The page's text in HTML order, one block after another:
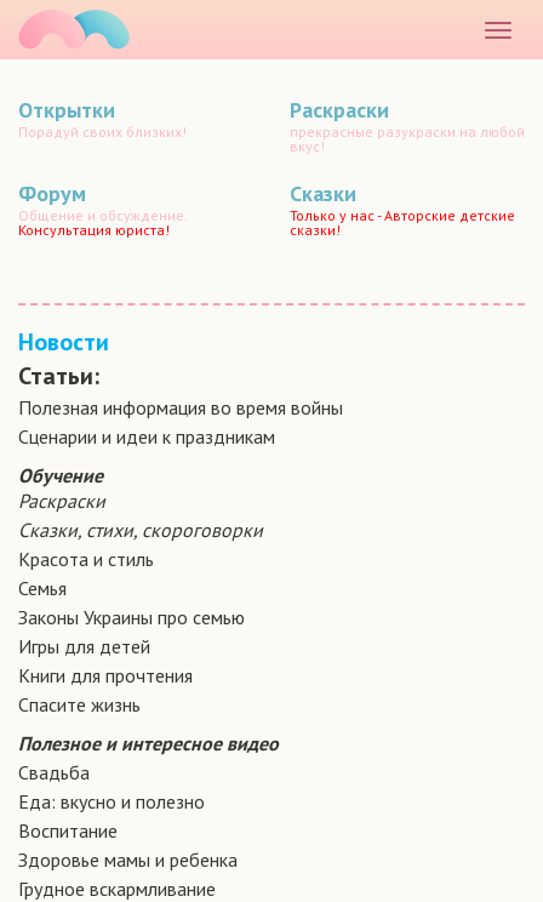
меню
Открытки
Порадуй своих близких!
Раскраски
прекрасные разукраски на любой
вкус!
Форум
Общение и обсуждение.
Консультация юриста!
Сказки
Только у нас - Авторские детские
сказки!
Новости
Статьи:
Полезная информация во время войны
Сценарии и идеи к праздникам
Обучение
Раскраски
Сказки, стихи, скороговорки
Красота и стиль
Семья
Законы Украины про семью
Игры для детей
Книги для прочтения
Спасите жизнь
Полезное и интересное видео
Свадьба
Еда: вкусно и полезно
Воспитание
Здоровье мамы и ребенка
Грудное вскармливание